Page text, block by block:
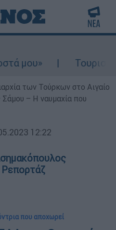
μου»
Τουρισμός
των Τούρκων στο Αιγαίο
Σάμου – Η ναυμαχία που
12:22
που αποχωρεί